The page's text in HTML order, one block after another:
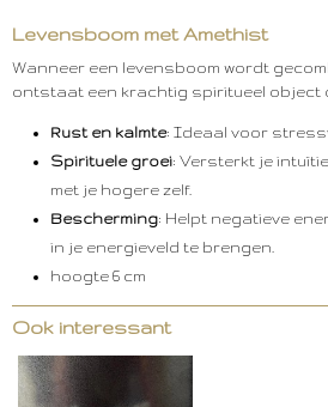
Levensboom met Amethist
Wanneer een levensboom wordt
ontstaat een krachtig spiritueel object
Rust en kalmte: Ideaal voor
Spirituele groei: Versterkt je
met je hogere zelf.
Bescherming: Helpt negatieve
in je energieveld te brengen.
hoogte 6 cm
Ook interessant